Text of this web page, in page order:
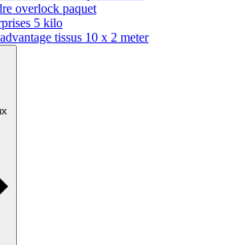
overlock paquet
5 kilo
tissus 10 x 2 meter